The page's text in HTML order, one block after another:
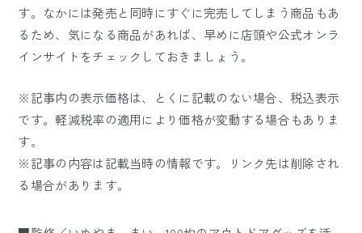
す。なかには発売と同時にすぐに完売してしまう商品もあ
るため、気になる商品があれば、早めに店頭や公式オンラ
インサイトをチェックしておきましょう。
※記事内の表示価格は、とくに記載のない場合、税込表示
です。軽減税率の適用により価格が変動する場合もありま
す。
※記事の内容は記載当時の情報です。リンク先は削除され
る場合があります。